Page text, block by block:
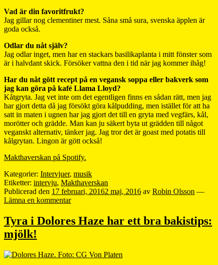
Vad är din favoritfrukt?
Jag gillar nog clementiner mest. Såna små sura, svenska äpplen är
goda också.
Odlar du nåt själv?
Jag odlar inget, men har en stackars basilikaplanta i mitt fönster som
är i halvdant skick. Försöker vattna den i tid när jag kommer ihåg!
Har du nåt gött recept på en vegansk soppa eller bakverk som
jag kan göra på kafé Llama Lloyd?
Kåtgryta. Jag vet inte om det egentligen finns en sådan rätt, men jag
har gjort detta då jag försökt göra kålpudding, men istället för att ha
satt in maten i ugnen har jag gjort det till en gryta med vegfärs, kål,
morötter och grädde. Man kan ju säkert byta ut grädden till något
veganskt alternativ, tänker jag. Jag tror det är goast med potatis till
kålgrytan. Lingon är gött också!
Makthaverskan på Spotify.
Kategorier: Intervjuer, musik
Etiketter: intervju, Makthaverskan
Publicerad den 17 februari, 20162 maj, 2016 av Robin Olsson —
Lämna en kommentar
Tyra i Dolores Haze har ett bra bakistips:
mjölk!